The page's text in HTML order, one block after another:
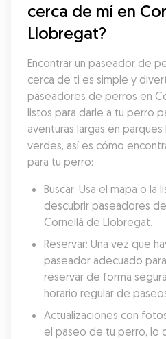
cerca de mí en
Llobregat?
Encontrar un paseador de
cerca de ti es simple y
paseadores de perros en
listos para darle a tu perro
aventuras largas en
verdes, así es cómo
para tu perro:
Buscar: Usa el mapa o la
descubrir paseadores
Cornellà de Llobregat.
Reservar: Una vez que
paseador adecuado
reservar de forma
horario regular de
Actualizaciones con
el paseo de tu perro, lo